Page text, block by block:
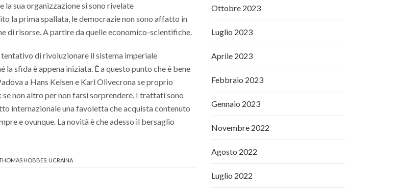
la sua organizzazione si sono rivelate
la prima spallata, le democrazie non sono affatto in
di risorse. A partire da quelle economico-scientifiche.
di rivoluzionare il sistema imperiale
sfida è appena iniziata. È a questo punto che è bene
a Hans Kelsen e Karl Olivecrona se proprio
non altro per non farsi sorprendere. I trattati sono
internazionale una favoletta che acquista contenuto
e ovunque. La novità è che adesso il bersaglio
HOBBES UCRAINA
Ottobre 2023
Luglio 2023
Aprile 2023
Febbraio 2023
Gennaio 2023
Novembre 2022
Agosto 2022
Luglio 2022